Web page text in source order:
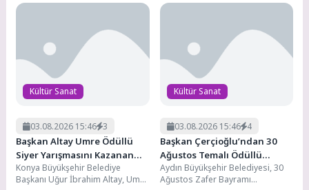
Uluslararası...
devam ediyor. Uygulamalı
Kültür Sanat
03.08.2026 15:46 3
Başkan Altay Umre Ödüllü
Siyer Yarışmasını Kazanan
Öğrenciler ve Aileleriyle
Buluştu
Konya Büyükşehir Belediye
Başkanı Uğur İbrahim Altay, Umre
Kültür Sanat
03.08.2026 15:46 4
Başkan Çerçioğlu’ndan 30
Ağustos Temalı Ödüllü
Resim, Şiir ve Kompozisyon
Yarışması
Aydın Büyükşehir Belediyesi, 30
Ağustos Zafer Bayramı